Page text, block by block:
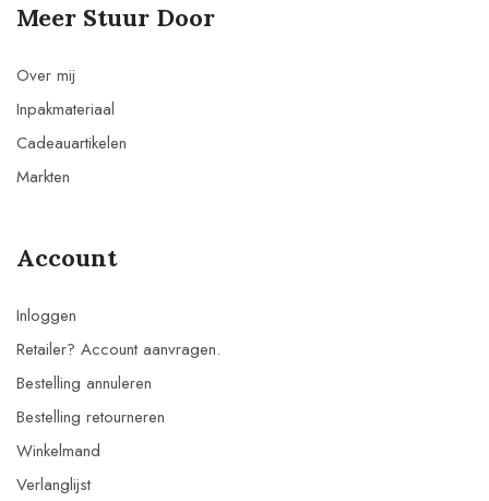
Meer Stuur Door
Over mij
Inpakmateriaal
Cadeauartikelen
Markten
Account
Inloggen
Retailer? Account aanvragen.
Bestelling annuleren
Bestelling retourneren
Winkelmand
Verlanglijst